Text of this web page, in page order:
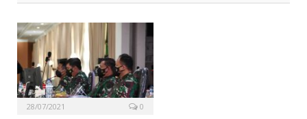
28/07/2021 0